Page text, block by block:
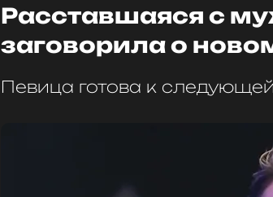
Расставшаяся с
заговорила о
Певица готова к